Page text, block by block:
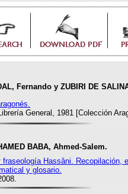
Fernando y ZUBIRI DE
General, 1981 [Colección
BABA, Ahmed-Salem.
fraseología Hassâni. Recopilación,
y glosario.